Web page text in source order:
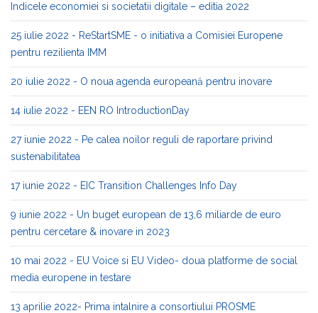
Indicele economiei si societatii digitale – editia 2022
25 iulie 2022 - ReStartSME - o initiativa a Comisiei Europene
pentru rezilienta IMM
20 iulie 2022 - O noua agenda europeană pentru inovare
14 iulie 2022 - EEN RO IntroductionDay
27 iunie 2022 - Pe calea noilor reguli de raportare privind
sustenabilitatea
17 iunie 2022 - EIC Transition Challenges Info Day
9 iunie 2022 - Un buget european de 13,6 miliarde de euro
pentru cercetare & inovare in 2023
10 mai 2022 - EU Voice si EU Video- doua platforme de social
media europene in testare
13 aprilie 2022- Prima intalnire a consortiului PROSME